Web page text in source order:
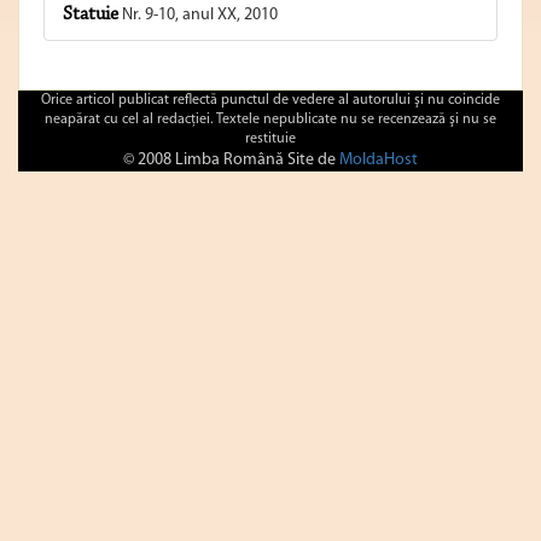
StatuieNr. 9-10, anul XX, 2010
Orice articol publicat reflectă punctul de vedere al autorului şi nu coincide
neapărat cu cel al redacţiei. Textele nepublicate nu se recenzează şi nu se
restituie
© 2008 Limba Română Site de MoldaHost